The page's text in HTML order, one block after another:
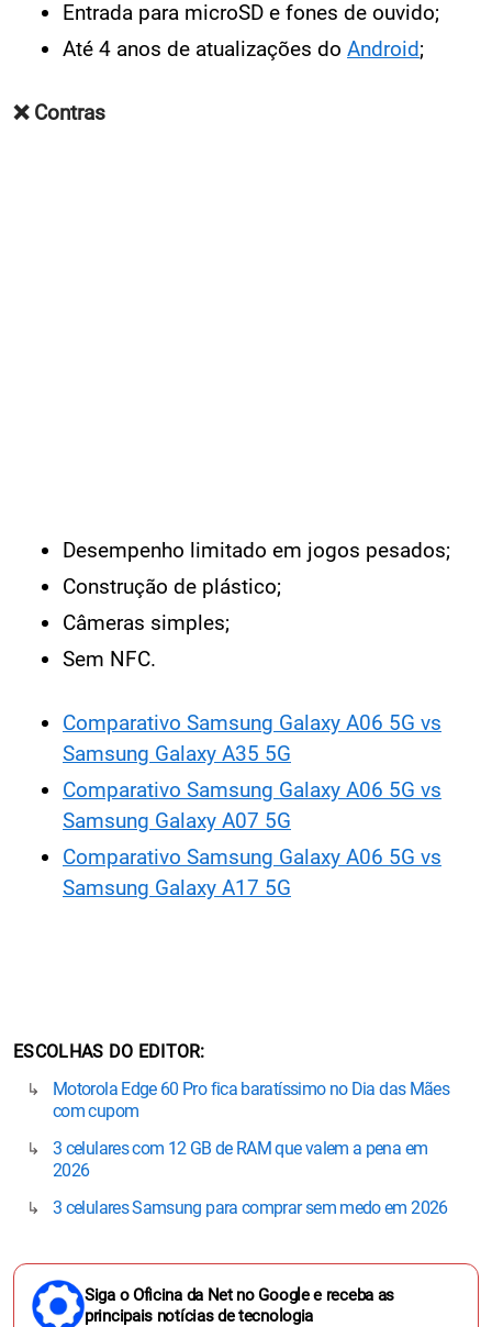
Entrada para microSD e fones de ouvido;
Até 4 anos de atualizações do Android;
❌ Contras
Desempenho limitado em jogos pesados;
Construção de plástico;
Câmeras simples;
Sem NFC.
Comparativo Samsung Galaxy A06 5G vs
Samsung Galaxy A35 5G
Comparativo Samsung Galaxy A06 5G vs
Samsung Galaxy A07 5G
Comparativo Samsung Galaxy A06 5G vs
Samsung Galaxy A17 5G
ESCOLHAS DO EDITOR
Motorola Edge 60 Pro fica baratíssimo no Dia das Mães
com cupom
3 celulares com 12 GB de RAM que valem a pena em
2026
3 celulares Samsung para comprar sem medo em 2026
Siga o Oficina da Net no Google e receba as
principais notícias de tecnologia